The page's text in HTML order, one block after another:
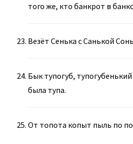
того же, кто банкрот в
Везёт Сенька с Санькой
Бык тупогуб,
была тупа.
От топота копыт пыль по